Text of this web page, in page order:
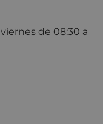
de 08:30 a